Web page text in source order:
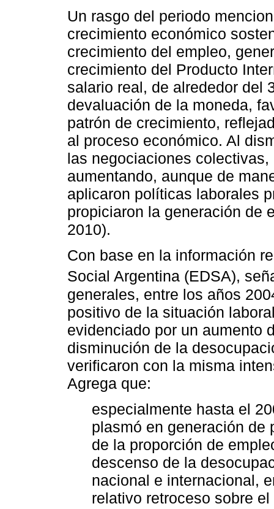
Un rasgo del periodo
crecimiento económico
crecimiento del empleo,
crecimiento del Producto
salario real, de alrededor del
devaluación de la moneda,
patrón de crecimiento,
al proceso económico. Al
las negociaciones
aumentando, aunque de
aplicaron políticas laborales
propiciaron la generación de
2010).
Con base en la información
Social Argentina (EDSA),
generales, entre los años
positivo de la situación
evidenciado por un aumento
disminución de la
verificaron con la misma
Agrega que:
especialmente hasta el
plasmó en generación de
de la proporción de
descenso de la
nacional e internacional,
relativo retroceso sobre